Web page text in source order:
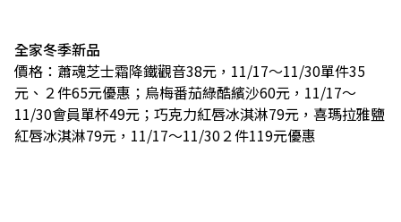
全家冬季新品
價格：蕭魂芝士霜降鐵觀音38元，11/17～11/30單件35
元、２件65元優惠；烏梅番茄綠酷繽沙60元，11/17～
11/30會員單杯49元；巧克力紅唇冰淇淋79元，喜瑪拉雅鹽
紅唇冰淇淋79元，11/17～11/30２件119元優惠